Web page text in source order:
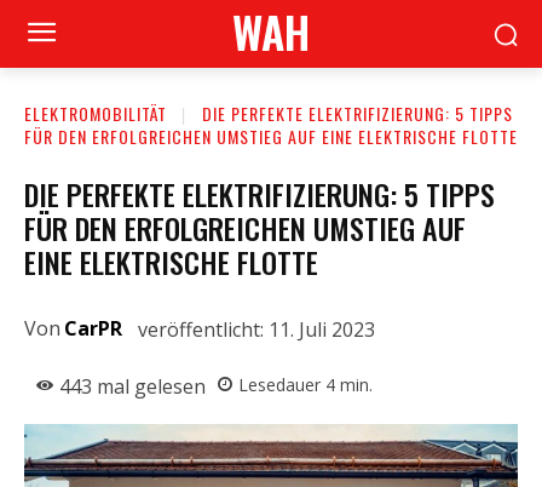
WAH
ELEKTROMOBILITÄT
DIE PERFEKTE ELEKTRIFIZIERUNG: 5 TIPPS
FÜR DEN ERFOLGREICHEN UMSTIEG AUF EINE ELEKTRISCHE FLOTTE
DIE PERFEKTE ELEKTRIFIZIERUNG: 5 TIPPS
FÜR DEN ERFOLGREICHEN UMSTIEG AUF
EINE ELEKTRISCHE FLOTTE
Von CarPR veröffentlicht: 11. Juli 2023
443 mal gelesen Lesedauer 4 min.